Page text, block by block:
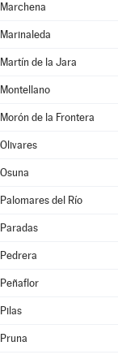
Marchena
Marinaleda
Martín de la Jara
Montellano
Morón de la Frontera
Olivares
Osuna
Palomares del Río
Paradas
Pedrera
Peñaflor
Pilas
Pruna